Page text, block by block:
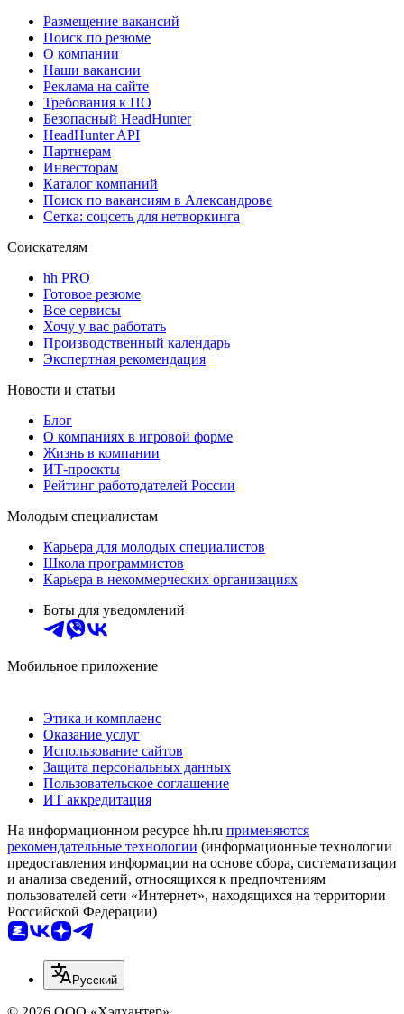
Размещение вакансий
Поиск по резюме
О компании
Наши вакансии
Реклама на сайте
Требования к ПО
Безопасный HeadHunter
HeadHunter API
Партнерам
Инвесторам
Каталог компаний
Поиск по вакансиям в Александрове
Сетка: соцсеть для нетворкинга
Соискателям
hh PRO
Готовое резюме
Все сервисы
Хочу у вас работать
Производственный календарь
Экспертная рекомендация
Новости и статьи
Блог
О компаниях в игровой форме
Жизнь в компании
ИТ-проекты
Рейтинг работодателей России
Молодым специалистам
Карьера для молодых специалистов
Школа программистов
Карьера в некоммерческих организациях
Боты для уведомлений
Мобильное приложение
Этика и комплаенс
Оказание услуг
Использование сайтов
Защита персональных данных
Пользовательское соглашение
ИТ аккредитация
На информационном ресурсе hh.ru применяются
рекомендательные технологии (информационные технологии
предоставления информации на основе сбора, систематизации
и анализа сведений, относящихся к предпочтениям
пользователей сети «Интернет», находящихся на территории
Российской Федерации)
Русский